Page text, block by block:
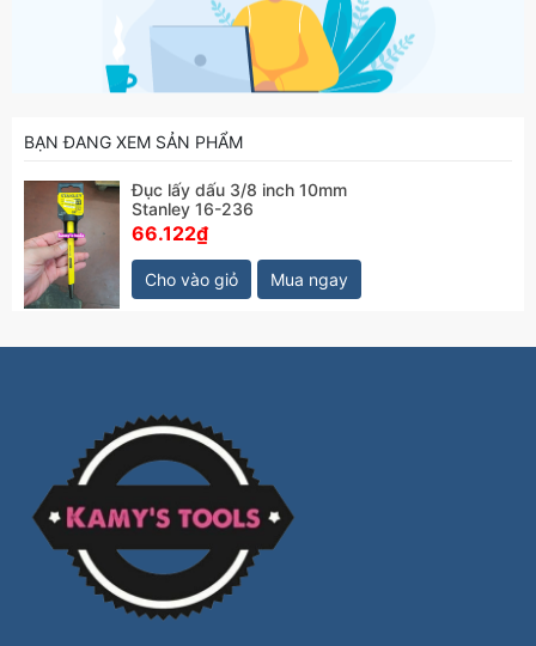
BẠN ĐANG XEM SẢN PHẨM
Đục lấy dấu 3/8 inch 10mm
Stanley 16-236
66.122₫
Cho vào giỏ Mua ngay